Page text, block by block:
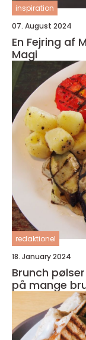
inspiration
07. August 2024
En Fejring af
Magi
redaktionel
18. January 2024
Brunch
på mange